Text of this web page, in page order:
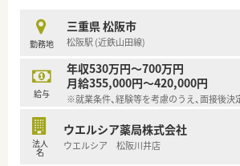
■アットホームな雰囲気の地域密着型薬
係を築きたい方に向いています。
■年間休日が多く残業が少ない環境で、
たいと考えている方に推奨します。
勤務地
三重県 松阪市
松阪駅 (近鉄山田線)
給与
年収530万円～700万円
月給355,000円～420,000円
※就業条件、経験等を考慮のうえ、面接後決
法人
名
ウエルシア薬局株式会社
ウエルシア 松阪川井店